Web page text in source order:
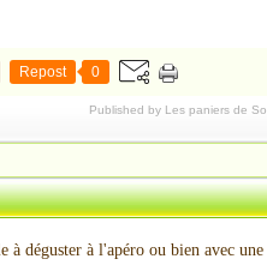
Repost 0
Published by Les paniers de
à déguster à l'apéro ou bien avec une